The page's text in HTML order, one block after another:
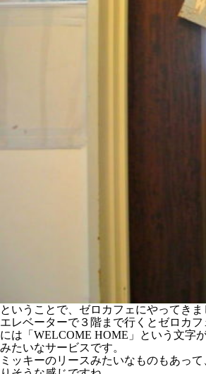
ということで、ゼロカフェにやってきま
エレベーターで３階まで行くとゼロカ
には「WELCOME HOME」という文字
みたいなサービスです。
ミッキーのリースみたいなものもあっ